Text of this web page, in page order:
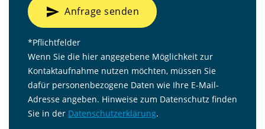
send Anfrage senden
*Pflichtfelder
Wenn Sie die hier angegebene Möglichkeit zur
Kontaktaufnahme nutzen möchten, müssen Sie
dafür personenbezogene Daten wie Ihre E-Mail-
Adresse angeben. Hinweise zum Datenschutz finden
Sie in der Datenschutzerklärung.